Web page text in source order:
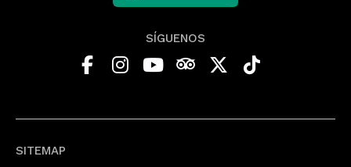
SITEMAP
SÍGUENOS